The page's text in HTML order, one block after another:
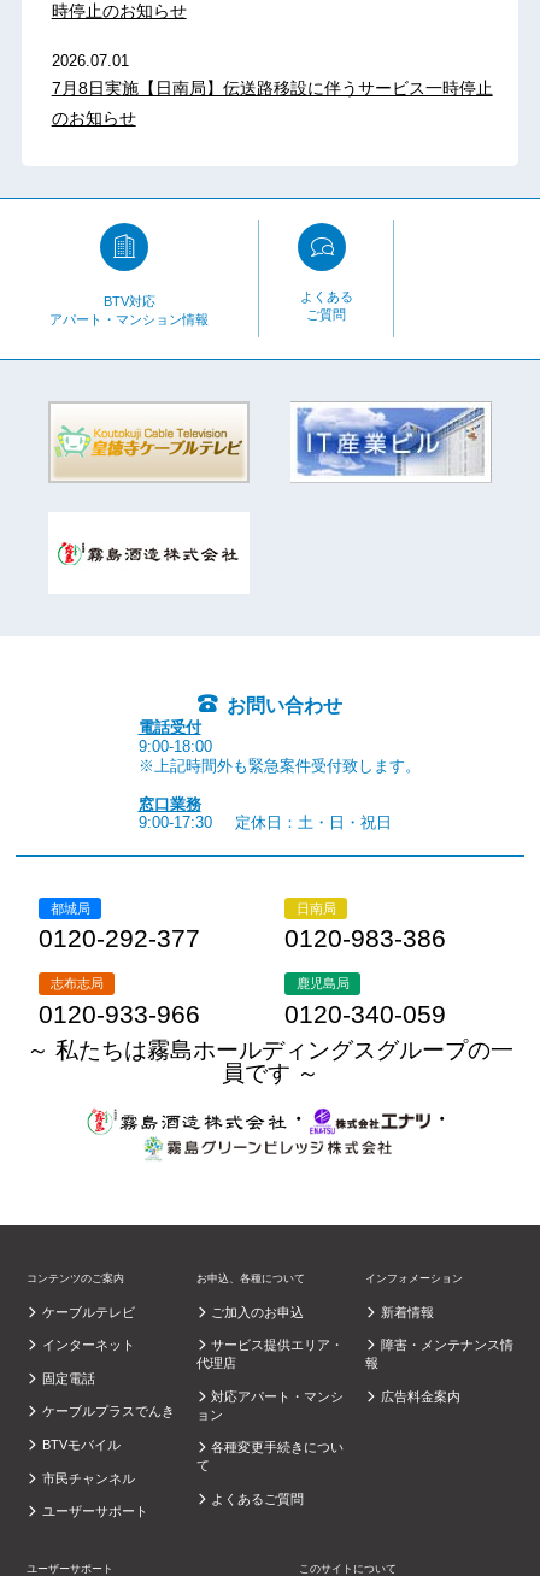
時停止のお知らせ
2026.07.01
7月8日実施【日南局】伝送路移設に伴うサービス一時停止
のお知らせ
BTV対応
アパート・マンション情報
よくある
ご質問
お問い合わせ
電話受付
9:00-18:00
※上記時間外も緊急案件受付致します。
窓口業務
9:00-17:30
定休日：土・日・祝日
都城局
0120-292-377
日南局
0120-983-386
志布志局
0120-933-966
鹿児島局
0120-340-059
～ 私たちは霧島ホールディングスグループの一
員です ～
・
・
コンテンツのご案内
ケーブルテレビ
インターネット
固定電話
ケーブルプラスでんき
BTVモバイル
市民チャンネル
ユーザーサポート
お申込、各種について
ご加入のお申込
サービス提供エリア・
代理店
対応アパート・マンシ
ョン
各種変更手続きについ
て
よくあるご質問
インフォメーション
新着情報
障害・メンテナンス情
報
広告料金案内
ユーザーサポート このサイトについて